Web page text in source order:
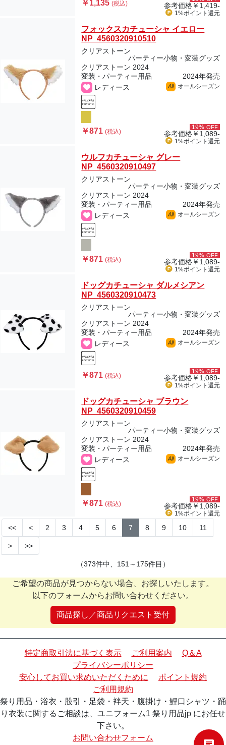
￥1,135(税込) 参考価格￥1,419-
1%ポイント 還元
フォックスカチューシャ イエロー
NP 4560320910510
クリアストーン
パーティー小物・変装グッズ
クリアストーン 2024
変装・パーティー用品
2024年発売
レディース
All オールシーズン
￥871(税込)
19% OFF
参考価格￥1,089-
1%ポイント 還元
ウルフカチューシャ グレー
NP 4560320910497
クリアストーン
パーティー小物・変装グッズ
クリアストーン 2024
変装・パーティー用品
2024年発売
レディース
All オールシーズン
￥871(税込)
19% OFF
参考価格￥1,089-
1%ポイント 還元
ドッグカチューシャ ダルメシアン
NP 4560320910473
クリアストーン
パーティー小物・変装グッズ
クリアストーン 2024
変装・パーティー用品
2024年発売
レディース
All オールシーズン
￥871(税込)
19% OFF
参考価格￥1,089-
1%ポイント 還元
ドッグカチューシャ ブラウン
NP 4560320910459
クリアストーン
パーティー小物・変装グッズ
クリアストーン 2024
変装・パーティー用品
2024年発売
レディース
All オールシーズン
￥871(税込)
19% OFF
参考価格￥1,089-
1%ポイント 還元
<< < 2 3 4 5 6 7 8 9 10 11
> >>
（373件中、151～175件目）
ご希望の商品が見つからない場合、お探しいたします。
以下のフォームからお問い合わせください。
商品探し／商品リクエスト受付
特定商取引法に基づく表示 ご利用案内
Q＆A
プライバシーポリシー
安心してお買い求めいただくために
ポイント規約
ご利用規約
祭り用品・浴衣・股引・足袋・袢天・腹掛け・鯉口シャツ・踊
り衣装に関するご相談は、ユニフォーム1 祭り用品jp にお任せ
下さい。
お問い合わせフォーム